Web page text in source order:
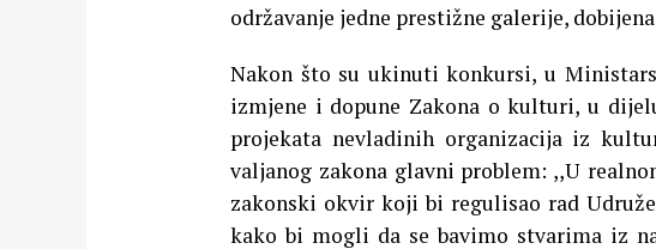
održavanje jedne prestižne galerije,
Nakon što su ukinuti konkursi, u
izmjene i dopune Zakona o kulturi, u
projekata nevladinih organizacija iz
valjanog zakona glavni problem: ,,U
zakonski okvir koji bi regulisao rad
kako bi mogli da se bavimo stvarima iz